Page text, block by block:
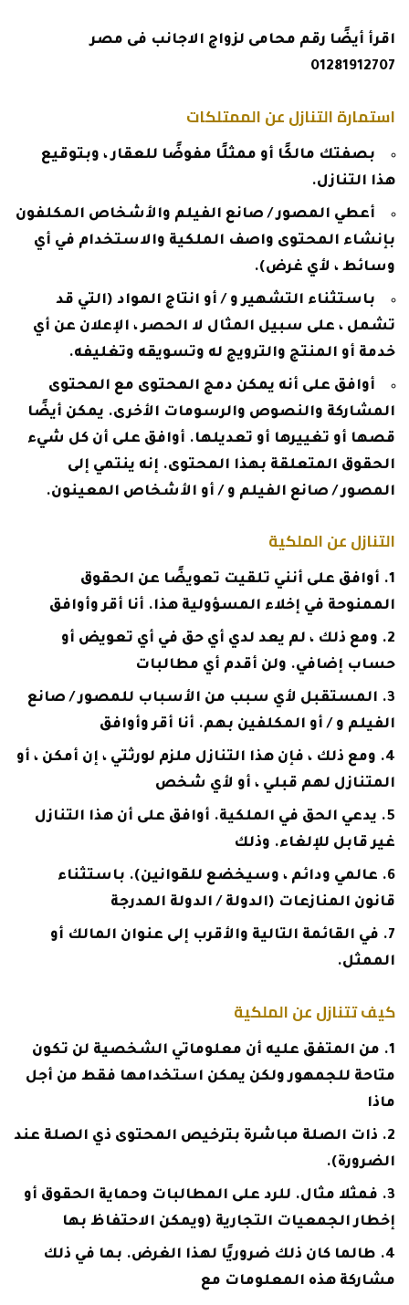
اقرأ أيضًا رقم محامى لزواج الاجانب فى مصر
01281912707
استمارة التنازل عن الممتلكات
بصفتك مالكًا أو ممثلًا مفوضًا للعقار ، وبتوقيع
هذا التنازل.
أعطي المصور / صانع الفيلم والأشخاص المكلفون
بإنشاء المحتوى واصف الملكية والاستخدام في أي
وسائط ، لأي غرض).
باستثناء التشهير و / أو انتاج المواد (التي قد
تشمل ، على سبيل المثال لا الحصر ، الإعلان عن أي
خدمة أو المنتج والترويج له وتسويقه وتغليفه.
أوافق على أنه يمكن دمج المحتوى مع المحتوى
المشاركة والنصوص والرسومات الأخرى. يمكن أيضًا
قصها أو تغييرها أو تعديلها. أوافق على أن كل شيء
الحقوق المتعلقة بهذا المحتوى. إنه ينتمي إلى
المصور / صانع الفيلم و / أو الأشخاص المعينون.
التنازل عن الملكية
أوافق على أنني تلقيت تعويضًا عن الحقوق
الممنوحة في إخلاء المسؤولية هذا. أنا أقر وأوافق
ومع ذلك ، لم يعد لدي أي حق في أي تعويض أو
حساب إضافي. ولن أقدم أي مطالبات
المستقبل لأي سبب من الأسباب للمصور / صانع
الفيلم و / أو المكلفين بهم. أنا أقر وأوافق
ومع ذلك ، فإن هذا التنازل ملزم لورثتي ، إن أمكن ، أو
المتنازل لهم قبلي ، أو لأي شخص
يدعي الحق في الملكية. أوافق على أن هذا التنازل
غير قابل للإلغاء. وذلك
عالمي ودائم ، وسيخضع للقوانين). باستثناء
قانون المنازعات (الدولة / الدولة المدرجة
في القائمة التالية والأقرب إلى عنوان المالك أو
الممثل.
كيف تتنازل عن الملكية
من المتفق عليه أن معلوماتي الشخصية لن تكون
متاحة للجمهور ولكن يمكن استخدامها فقط من أجل
ماذا
ذات الصلة مباشرة بترخيص المحتوى ذي الصلة عند
الضرورة).
فمثلا مثال. للرد على المطالبات وحماية الحقوق أو
إخطار الجمعيات التجارية (ويمكن الاحتفاظ بها
طالما كان ذلك ضروريًا لهذا الغرض. بما في ذلك
مشاركة هذه المعلومات مع